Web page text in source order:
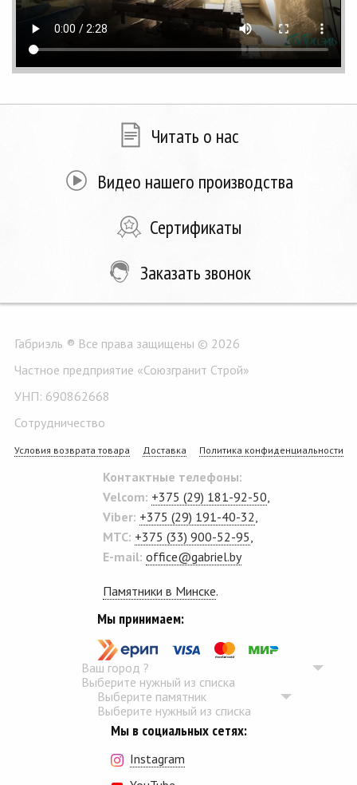
Читать о нас
Видео нашего производства
Сертификаты
Заказать звонок
Габриэль ® Все права защищены © 2026
Частное предприятие «Союзгранит Строй»
УНП: 690862668
Сотрудничество
Условия возврата товара Доставка Политика конфиденциальности
Контактные телефоны:
Velcom: +375 (29) 181-92-50
Viber: +375 (29) 191-40-32
MTC: +375 (33) 900-52-95
E-mail: office@gabriel.by
Памятники в Минске.
Мы принимаем:
Ваш город ?
Выберите нужный из списка
Выберите памятник
Выберите нужный из списка
Мы в социальных сетях:
Instagram